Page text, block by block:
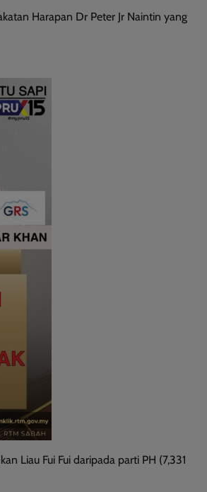
Harapan Dr Peter Jr Naintin yang
Liau Fui Fui daripada parti PH (7,331